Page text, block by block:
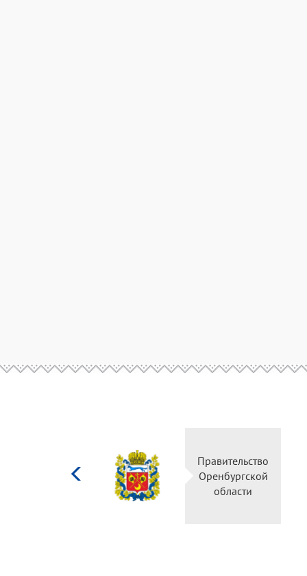
Министерство
культуры
Российской
федерации